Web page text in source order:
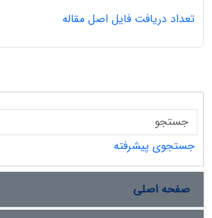
تعداد دریافت فایل اصل مقاله
جستجوی پیشرفته
صفحه اصلی